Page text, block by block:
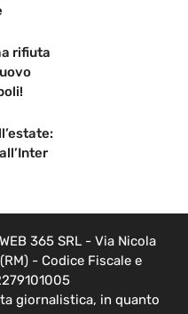
rifiuta
365 SRL - Via Nicola
- Codice Fiscale e
giornalistica, in quanto